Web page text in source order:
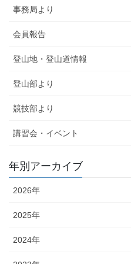
事務局より
会員報告
登山地・登山道情報
登山部より
競技部より
講習会・イベント
年別アーカイブ
2026年
2025年
2024年